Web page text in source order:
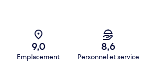
9,0
Emplacement
8,6
Personnel et service